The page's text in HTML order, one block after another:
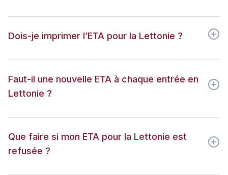
Dois-je imprimer l’ETA pour la Lettonie ?
Faut-il une nouvelle ETA à chaque entrée en
Lettonie ?
Que faire si mon ETA pour la Lettonie est
refusée ?